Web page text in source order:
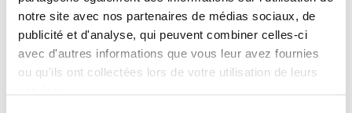
notre site avec nos partenaires de médias sociaux, de
publicité et d'analyse, qui peuvent combiner celles-ci
avec d'autres informations que vous leur avez fournies
ou qu'ils ont collectées lors de votre utilisation de leurs
Consulter ces publications